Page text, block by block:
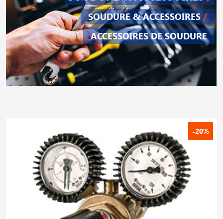
SOUDURE & ACCESSOIRES /
ACCESSOIRES DE SOUDURE
-20%